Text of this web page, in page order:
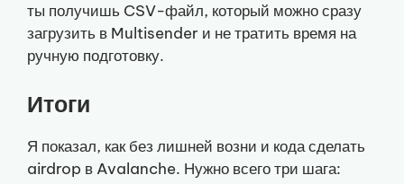
ты получишь CSV-файл, который можно сразу
загрузить в Multisender и не тратить время на
ручную подготовку.
Итоги
Я показал, как без лишней возни и кода сделать
airdrop в Avalanche. Нужно всего три шага: